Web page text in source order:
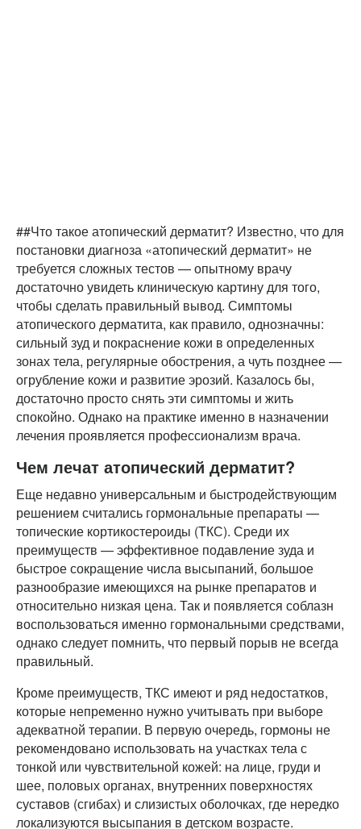
##Что такое атопический дерматит? Известно, что для
постановки диагноза «атопический дерматит» не
требуется сложных тестов — опытному врачу
достаточно увидеть клиническую картину для того,
чтобы сделать правильный вывод. Симптомы
атопического дерматита, как правило, однозначны:
сильный зуд и покраснение кожи в определенных
зонах тела, регулярные обострения, а чуть позднее —
огрубление кожи и развитие эрозий. Казалось бы,
достаточно просто снять эти симптомы и жить
спокойно. Однако на практике именно в назначении
лечения проявляется профессионализм врача.
Чем лечат атопический дерматит?
Еще недавно универсальным и быстродействующим
решением считались гормональные препараты —
топические кортикостероиды (ТКС). Среди их
преимуществ — эффективное подавление зуда и
быстрое сокращение числа высыпаний, большое
разнообразие имеющихся на рынке препаратов и
относительно низкая цена. Так и появляется соблазн
воспользоваться именно гормональными средствами,
однако следует помнить, что первый порыв не всегда
правильный.
Кроме преимуществ, ТКС имеют и ряд недостатков,
которые непременно нужно учитывать при выборе
адекватной терапии. В первую очередь, гормоны не
рекомендовано использовать на участках тела с
тонкой или чувствительной кожей: на лице, груди и
шее, половых органах, внутренних поверхностях
суставов (сгибах) и слизистых оболочках, где нередко
локализуются высыпания в детском возрасте.